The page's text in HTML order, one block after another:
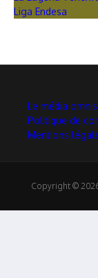
Le média
Politique de
Mentions
Copyright ©